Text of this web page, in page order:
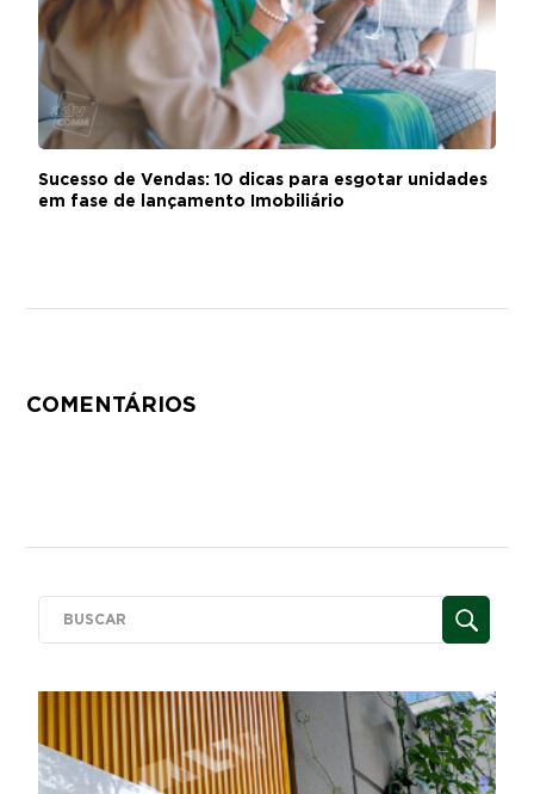
Sucesso de Vendas: 10 dicas para esgotar unidades
em fase de lançamento Imobiliário
COMENTÁRIOS